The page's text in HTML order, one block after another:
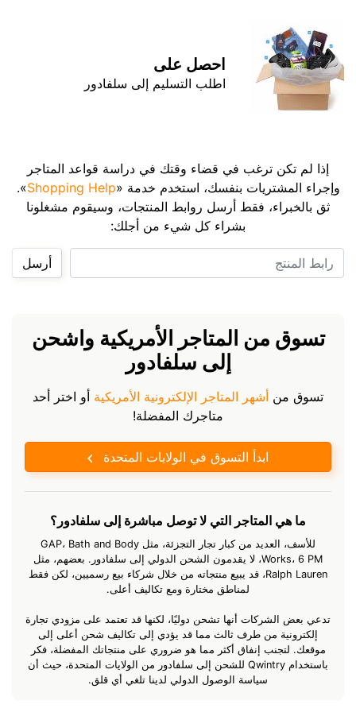
احصل على
اطلب التسليم إلى سلفادور
إذا لم تكن ترغب في قضاء وقتك في دراسة قواعد المتاجر
وإجراء المشتريات بنفسك، استخدم خدمة «Shopping Help
».
ثق بالخبراء، فقط أرسل روابط المنتجات، وسيقوم مشغلونا
بشراء كل شيء من أجلك:
أرسل
تسوق من المتاجر الأمريكية واشحن
إلى سلفادور
تسوق من أشهر المتاجر الإلكترونية الأمريكية أو اختر أحد
متاجرك المفضلة!
ابدأ التسوق في الولايات المتحدة
ما هي المتاجر التي لا توصل مباشرة إلى سلفادور؟
للأسف، العديد من كبار تجار التجزئة، مثل GAP، Bath and Body
Works، 6 PM، لا يقدمون الشحن الدولي إلى سلفادور. بعضهم، مثل
Ralph Lauren، قد يبيع منتجاته من خلال شركاء بيع رسميين، لكن فقط
لمناطق مختارة ومع تكاليف أعلى.
تدعي بعض الشركات أنها تشحن دوليًا، لكنها قد تعتمد على مزودي تجارة
إلكترونية من طرف ثالث مما قد يؤدي إلى تكاليف شحن أعلى إلى
موقعك. لتجنب إنفاق أكثر مما هو ضروري على منتجاتك المفضلة، فكر
باستخدام Qwintry للشحن إلى سلفادور من الولايات المتحدة، حيث أن
سياسة الوصول الدولي لدينا تلغي أي قلق.